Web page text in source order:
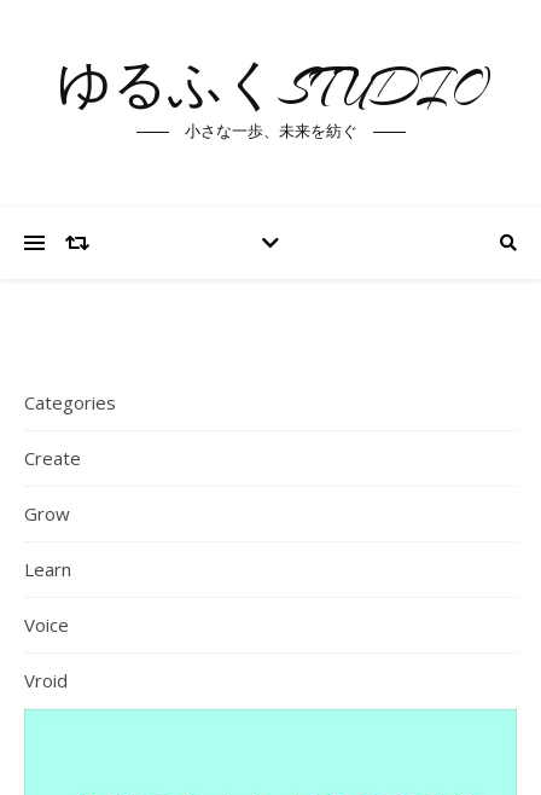
ゆるふくSTUDIO
小さな一歩、未来を紡ぐ
Categories
Create
Grow
Learn
Voice
Vroid